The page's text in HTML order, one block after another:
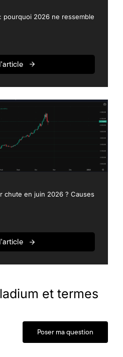
pourquoi 2026 ne ressemble
chute en juin 2026 ? Causes
et termes
Poser ma question